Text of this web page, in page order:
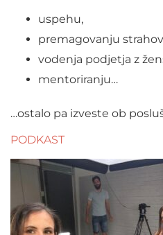
uspehu,
premagovanju
vodenja podjetja z
mentoriranju…
…ostalo pa izveste ob
PODKAST